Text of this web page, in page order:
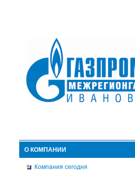
О КОМПАНИИ
Компания сегодня